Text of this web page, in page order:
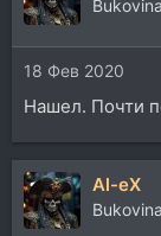
18 Фев 2020
Нашел. Почти
Al-eX